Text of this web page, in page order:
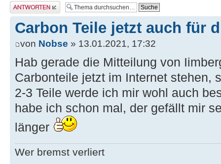
Antwort erstellen
Carbon Teile jetzt auch für
von Nobse » 13.01.2021, 17:32
Hab gerade die Mitteilung von
Carbonteile jetzt im Internet stehen,
2-3 Teile werde ich mir wohl auch
habe ich schon mal, der gefällt mir
länger
Wer bremst verliert